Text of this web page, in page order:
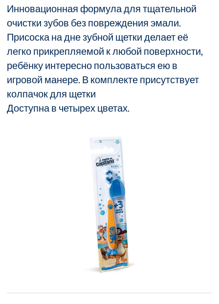
Инновационная формула для тщательной
очистки зубов без повреждения эмали.
Присоска на дне зубной щетки делает её
легко прикрепляемой к любой поверхности,
ребёнку интересно пользоваться ею в
игровой манере. В комплекте присутствует
колпачок для щетки
Доступна в четырех цветах.